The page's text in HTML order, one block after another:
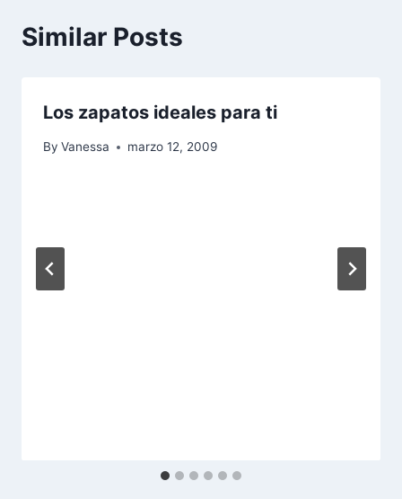
Similar Posts
Los zapatos ideales para ti
By Vanessa marzo 12, 2009